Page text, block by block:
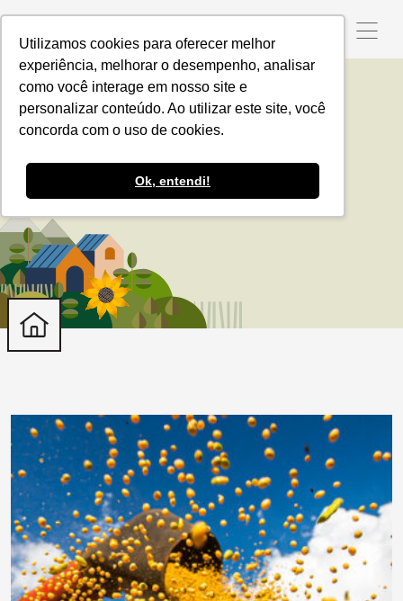
Utilizamos cookies para oferecer melhor
experiência, melhorar o desempenho, analisar
como você interage em nosso site e
personalizar conteúdo. Ao utilizar este site, você
concorda com o uso de cookies.
Ok, entendi!
Brasilseg